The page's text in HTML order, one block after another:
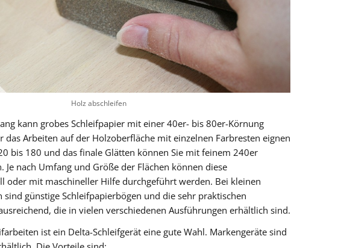
Holz abschleifen
kann grobes Schleifpapier mit einer 40er- bis 80er-Körnung
das Arbeiten auf der Holzoberfläche mit einzelnen Farbresten eignen
bis 180 und das finale Glätten können Sie mit feinem 240er
Je nach Umfang und Größe der Flächen können diese
oder mit maschineller Hilfe durchgeführt werden. Bei kleinen
sind günstige Schleifpapierbögen und die sehr praktischen
die in vielen verschiedenen Ausführungen erhältlich sind.
ist ein Delta-Schleifgerät eine gute Wahl. Markengeräte sind